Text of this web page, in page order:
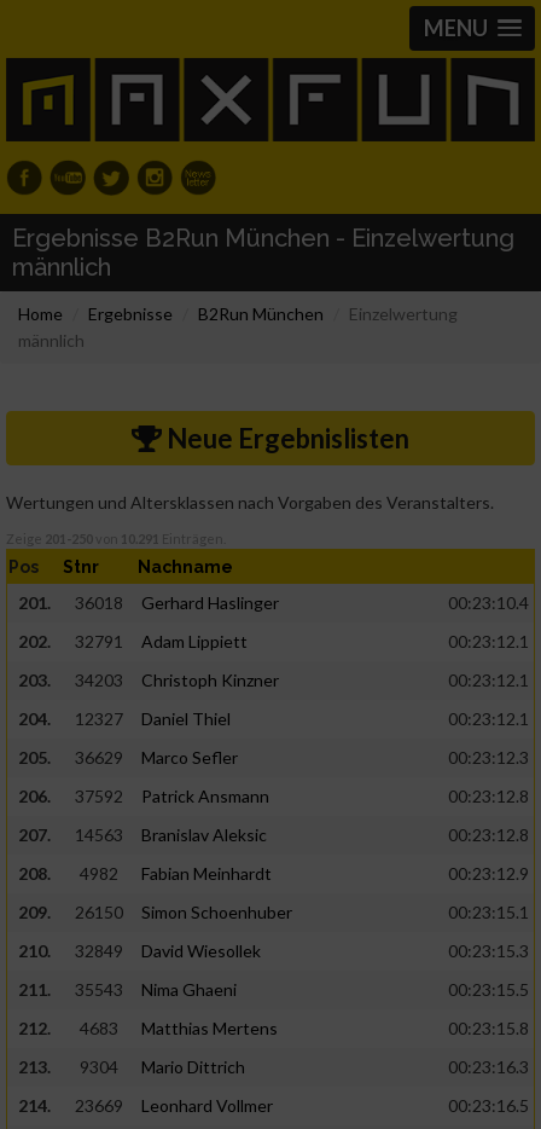
MENU
Ergebnisse B2Run München - Einzelwertung
männlich
Home Ergebnisse B2Run München
Einzelwertung
männlich
Neue Ergebnislisten
Wertungen und Altersklassen nach Vorgaben des Veranstalters.
Zeige 201-250 von 10.291 Einträgen.
Pos Stnr Nachname
201. 36018 Gerhard Haslinger
00:23:10.4
202.
32791 Adam Lippiett
00:23:12.1
203.
34203 Christoph Kinzner
00:23:12.1
204.
12327 Daniel Thiel
00:23:12.1
205.
36629 Marco Sefler
00:23:12.3
206.
37592 Patrick Ansmann
00:23:12.8
207.
14563 Branislav Aleksic
00:23:12.8
208.
4982 Fabian Meinhardt
00:23:12.9
209.
26150 Simon Schoenhuber
00:23:15.1
210.
32849 David Wiesollek
00:23:15.3
211.
35543 Nima Ghaeni
00:23:15.5
212.
4683 Matthias Mertens
00:23:15.8
213.
9304 Mario Dittrich
00:23:16.3
214.
23669 Leonhard Vollmer
00:23:16.5